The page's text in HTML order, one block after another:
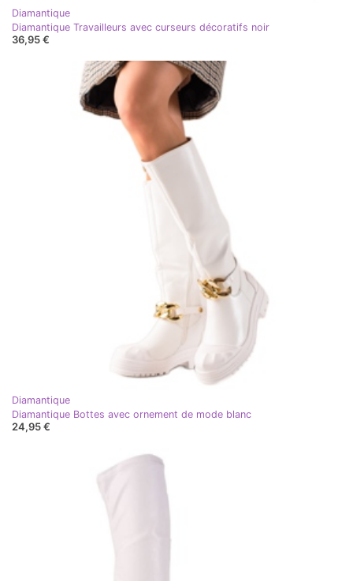
Diamantique
Diamantique Travailleurs avec curseurs décoratifs noir
36,95 €
Diamantique
Diamantique Bottes avec ornement de mode blanc
24,95 €